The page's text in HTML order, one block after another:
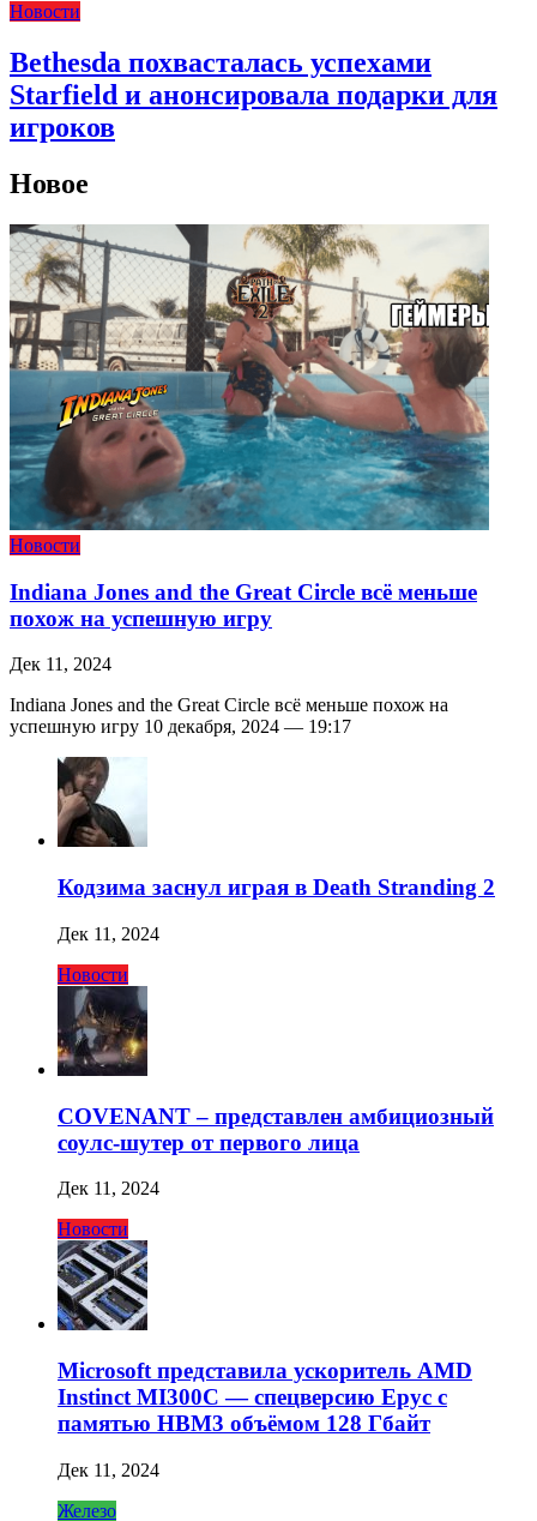
Новости
Bethesda похвасталась успехами
Starfield и анонсировала подарки для
игроков
Новое
Новости
Indiana Jones and the Great Circle всё меньше
похож на успешную игру
Дек 11, 2024
Indiana Jones and the Great Circle всё меньше похож на
успешную игру 10 декабря, 2024 — 19:17
Кодзима заснул играя в Death Stranding 2
Дек 11, 2024
Новости
COVENANT – представлен амбициозный
соулс-шутер от первого лица
Дек 11, 2024
Новости
Microsoft представила ускоритель AMD
Instinct MI300C — спецверсию Epyc с
памятью HBM3 объёмом 128 Гбайт
Дек 11, 2024
Железо